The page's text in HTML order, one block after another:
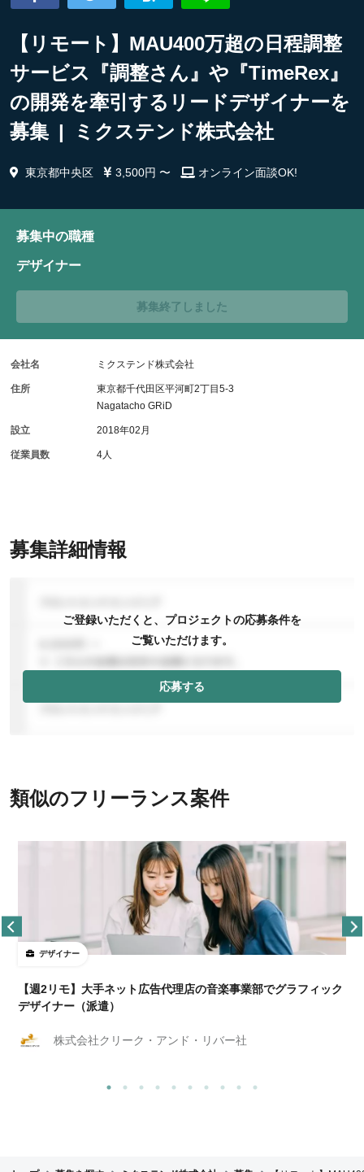
【リモート】MAU400万超の日程調整
サービス『調整さん』や『TimeRex』
の開発を牽引するリードデザイナーを
募集 | ミクステンド株式会社
東京都中央区 3,500円 〜 オンライン面談OK!
募集詳細情報
ご登録いただくと、プロジェクトの応募条件を
ご覧いただけます。
応募する
募集中の職種
デザイナー
募集終了しました
会社名 ミクステンド株式会社
住所
東京都千代田区平河町2丁目5-3
Nagatacho GRiD
設立 2018年02月
従業員数 4人
類似のフリーランス案件
デザイナー
【週2リモ】大手ネット広告代理店の音楽事業部でグラフィック
デザイナー（派遣）
株式会社クリーク・アンド・リバー社